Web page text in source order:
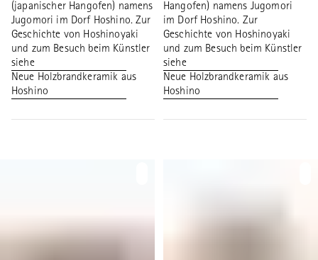
(japanischer Hangofen) namens
Jugomori im Dorf Hoshino. Zur
Geschichte von Hoshinoyaki
und zum Besuch beim Künstler
siehe
Neue Holzbrandkeramik aus
Hoshino
Hangofen) namens Jugomori
im Dorf Hoshino. Zur
Geschichte von Hoshinoyaki
und zum Besuch beim Künstler
siehe
Neue Holzbrandkeramik aus
Hoshino